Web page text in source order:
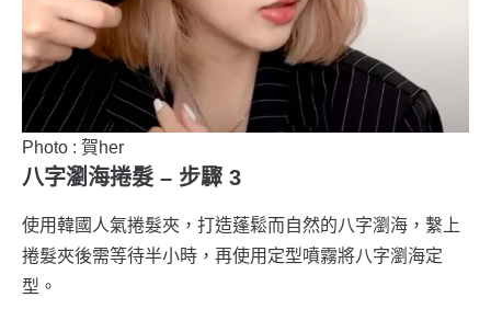
Photo : 賀her
八字瀏海捲髮 – 步驟 3
使用韓國人氣捲髮夾，打造蓬鬆而自然的八字瀏海，繫上
捲髮夾後需等待半小時，再使用定型噴霧將八字瀏海定
型。